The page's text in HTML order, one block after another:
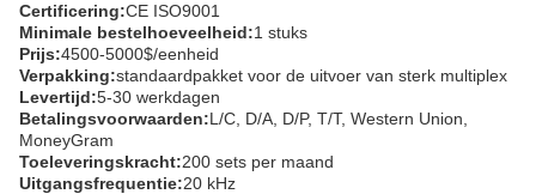
Certificering:CE ISO9001
Minimale bestelhoeveelheid:1 stuks
Prijs:4500-5000$/eenheid
Verpakking:standaardpakket voor de uitvoer van sterk multiplex
Levertijd:5-30 werkdagen
Betalingsvoorwaarden:L/C, D/A, D/P, T/T, Western Union,
MoneyGram
Toeleveringskracht:200 sets per maand
Uitgangsfrequentie:20 kHz